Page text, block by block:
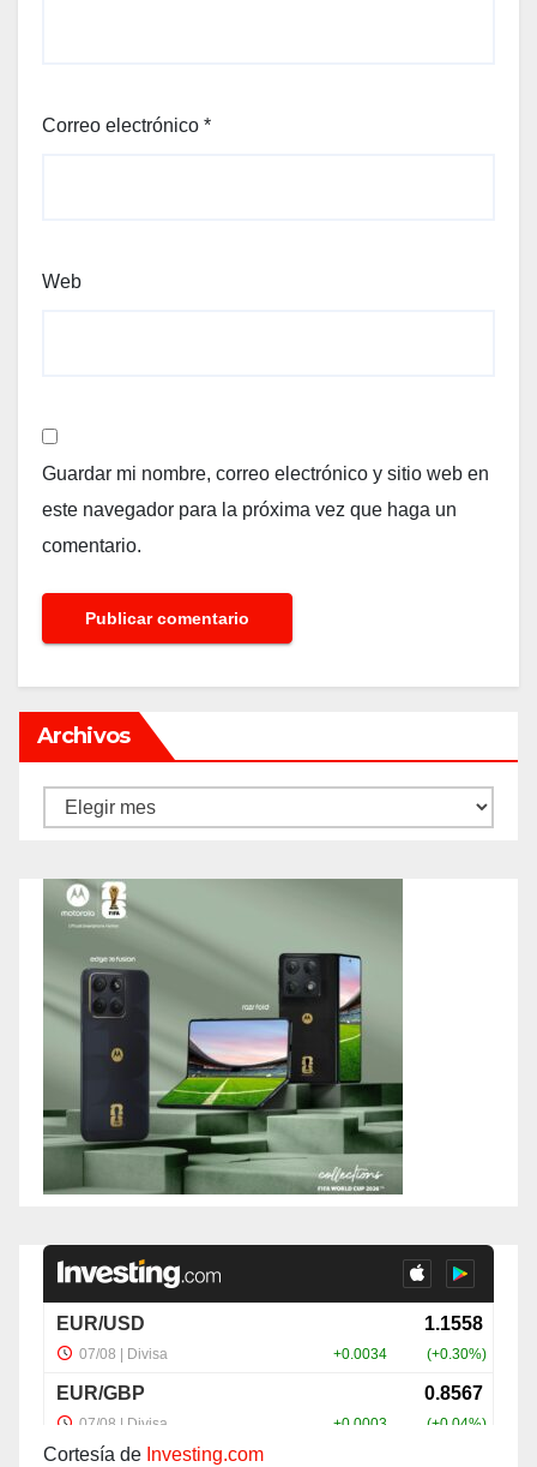
Correo electrónico *
Web
Guardar mi nombre, correo electrónico y sitio web en
este navegador para la próxima vez que haga un
comentario.
Archivos
Archivos
Cortesía de Investing.com